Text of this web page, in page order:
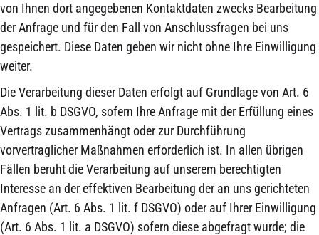
von Ihnen dort angegebenen Kontaktdaten zwecks Bearbeitung
der Anfrage und für den Fall von Anschlussfragen bei uns
gespeichert. Diese Daten geben wir nicht ohne Ihre Einwilligung
weiter.
Die Verarbeitung dieser Daten erfolgt auf Grundlage von Art. 6
Abs. 1 lit. b DSGVO, sofern Ihre Anfrage mit der Erfüllung eines
Vertrags zusammenhängt oder zur Durchführung
vorvertraglicher Maßnahmen erforderlich ist. In allen übrigen
Fällen beruht die Verarbeitung auf unserem berechtigten
Interesse an der effektiven Bearbeitung der an uns gerichteten
Anfragen (Art. 6 Abs. 1 lit. f DSGVO) oder auf Ihrer Einwilligung
(Art. 6 Abs. 1 lit. a DSGVO) sofern diese abgefragt wurde; die